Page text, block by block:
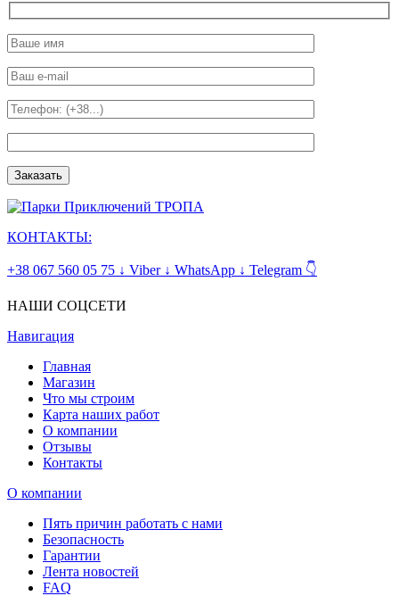
КОНТАКТЫ:
+38 067 560 05 75 ↓ Viber ↓ WhatsApp ↓ Telegram 👇
НАШИ СОЦСЕТИ
Навигация
Главная
Магазин
Что мы строим
Карта наших работ
О компании
Отзывы
Контакты
О компании
Пять причин работать с нами
Безопасность
Гарантии
Лента новостей
FAQ